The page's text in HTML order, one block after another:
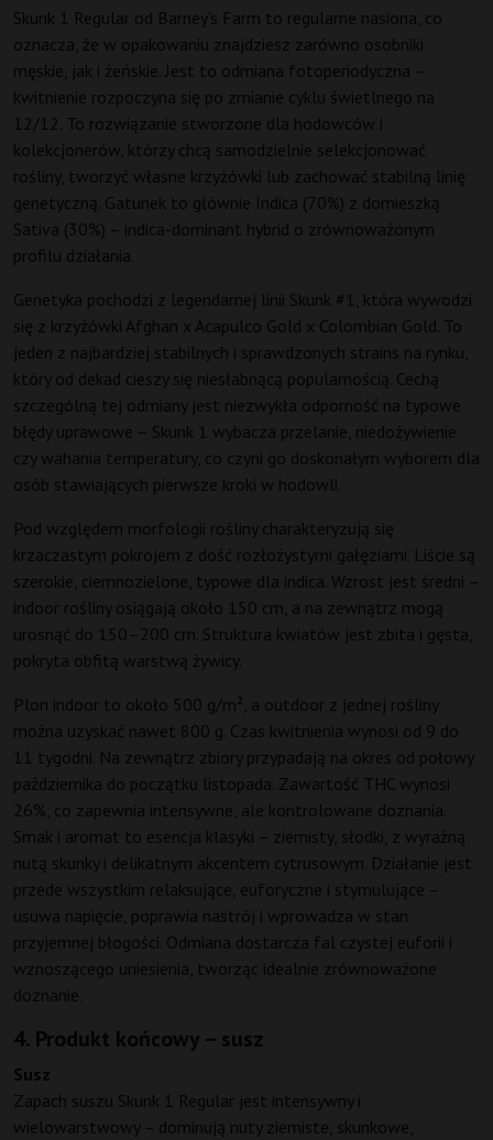
Skunk 1 Regular od Barney's Farm to regularne nasiona, co
oznacza, że w opakowaniu znajdziesz zarówno osobniki
męskie, jak i żeńskie. Jest to odmiana fotoperiodyczna –
kwitnienie rozpoczyna się po zmianie cyklu świetlnego na
12/12. To rozwiązanie stworzone dla hodowców i
kolekcjonerów, którzy chcą samodzielnie selekcjonować
rośliny, tworzyć własne krzyżówki lub zachować stabilną linię
genetyczną. Gatunek to głównie Indica (70%) z domieszką
Sativa (30%) – indica-dominant hybrid o zrównoważonym
profilu działania.
Genetyka pochodzi z legendarnej linii Skunk #1, która wywodzi
się z krzyżówki Afghan x Acapulco Gold x Colombian Gold. To
jeden z najbardziej stabilnych i sprawdzonych strains na rynku,
który od dekad cieszy się niesłabnącą popularnością. Cechą
szczególną tej odmiany jest niezwykła odporność na typowe
błędy uprawowe – Skunk 1 wybacza przelanie, niedożywienie
czy wahania temperatury, co czyni go doskonałym wyborem dla
osób stawiających pierwsze kroki w hodowli.
Pod względem morfologii rośliny charakteryzują się
krzaczastym pokrojem z dość rozłożystymi gałęziami. Liście są
szerokie, ciemnozielone, typowe dla indica. Wzrost jest średni –
indoor rośliny osiągają około 150 cm, a na zewnątrz mogą
urosnąć do 150–200 cm. Struktura kwiatów jest zbita i gęsta,
pokryta obfitą warstwą żywicy.
Plon indoor to około 500 g/m², a outdoor z jednej rośliny
można uzyskać nawet 800 g. Czas kwitnienia wynosi od 9 do
11 tygodni. Na zewnątrz zbiory przypadają na okres od połowy
października do początku listopada. Zawartość THC wynosi
26%, co zapewnia intensywne, ale kontrolowane doznania.
Smak i aromat to esencja klasyki – ziemisty, słodki, z wyraźną
nutą skunky i delikatnym akcentem cytrusowym. Działanie jest
przede wszystkim relaksujące, euforyczne i stymulujące –
usuwa napięcie, poprawia nastrój i wprowadza w stan
przyjemnej błogości. Odmiana dostarcza fal czystej euforii i
wznoszącego uniesienia, tworząc idealnie zrównoważone
doznanie.
4. Produkt końcowy – susz
Susz
Zapach suszu Skunk 1 Regular jest intensywny i
wielowarstwowy – dominują nuty ziemiste, skunkowe,